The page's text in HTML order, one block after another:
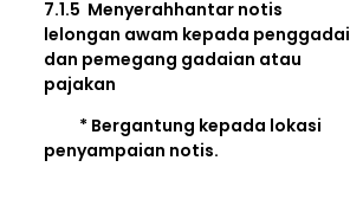
7.1.5 Menyerahhantar notis
lelongan awam kepada penggadai
dan pemegang gadaian atau
pajakan
* Bergantung kepada lokasi
penyampaian notis.